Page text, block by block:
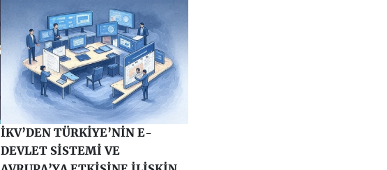
İKV’DEN TÜRKİYE’NİN E-
DEVLET SİSTEMİ VE